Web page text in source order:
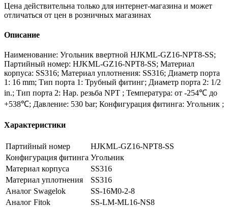
Цена действительна только для интернет-магазина и может
отличаться от цен в розничных магазинах
Описание
Наименование: Угольник ввертной HJKML-GZ16-NPT8-SS;
Партийный номер: HJKML-GZ16-NPT8-SS; Материал
корпуса: SS316; Материал уплотнения: SS316; Диаметр порта
1: 16 mm; Тип порта 1: Трубный фитинг; Диаметр порта 2: 1/2
in.; Тип порта 2: Нар. резьба NPT ; Температура: от -254℃ до
+538℃; Давление: 530 bar; Конфигурация фитинга: Угольник ;
Характеристики
Партийный номер
HJKML-GZ16-NPT8-SS
Конфигурация фитинга Угольник
Материал корпуса
SS316
Материал уплотнения
SS316
Аналог Swagelok
SS-16M0-2-8
Аналог Fitok
SS-LM-ML16-NS8